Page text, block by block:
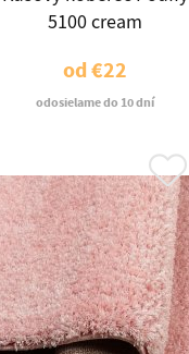
5100 cream
od€22
odosielame do 10 dní